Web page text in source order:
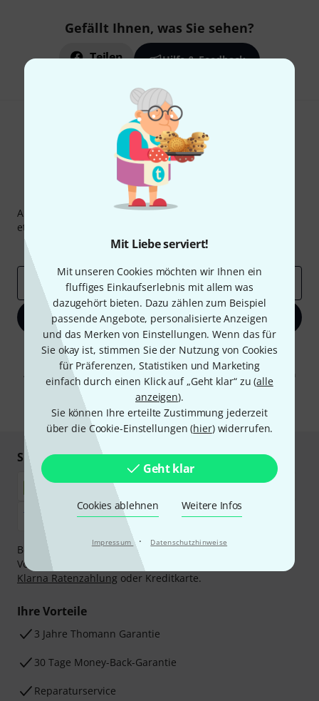
Mit Liebe serviert!
Mit unseren Cookies möchten wir Ihnen ein
fluffiges Einkaufserlebnis mit allem was
dazugehört bieten. Dazu zählen zum Beispiel
passende Angebote, personalisierte Anzeigen
und das Merken von Einstellungen. Wenn das für
Sie okay ist, stimmen Sie der Nutzung von Cookies
für Präferenzen, Statistiken und Marketing
einfach durch einen Klick auf „Geht klar“ zu (alle
anzeigen).
Sie können Ihre erteilte Zustimmung jederzeit
über die Cookie-Einstellungen (hier) widerrufen.
Geht klar
Cookies ablehnen Weitere Infos
Impressum · Datenschutzhinweise
Gefällt Ihnen, was Sie sehen?
Teilen Hilfe & Feedback
Thomann Newsletter
Abonniere den Thomann Newsletter und gewinne mit
etwas Glück einen von
Inspirierende Beiträge
Deals
E-Mail-Adresse*
Jetzt anmelden
Mit Klick auf „Jetzt anmelden“ stimmen Sie dem Erhalt von E-Mail-
Werbung und einer Messung des E-Mail-Nutzungsverhaltens zu. Die
Abmeldung ist jederzeit möglich. Weitere Informationen finden Sie in
unserenDatenschutzhinweisen.
* Pflichtfeld
Sicher einkaufen & bezahlen
Bezahlen Sie vertraulich und sicher per Nachnahme,
Vorkasse, PayPal, Amazon Pay,
Klarna Ratenzahlung oder Kreditkarte.
Ihre Vorteile
3 Jahre Thomann Garantie
30 Tage Money-Back-Garantie
Reparaturservice